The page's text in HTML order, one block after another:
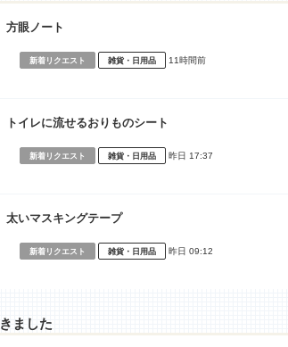
方眼ノート
新着リクエスト 雑貨・日用品 11時間前
トイレに流せるおりものシート
新着リクエスト 雑貨・日用品 昨日 17:37
太いマスキングテープ
新着リクエスト 雑貨・日用品 昨日 09:12
ました